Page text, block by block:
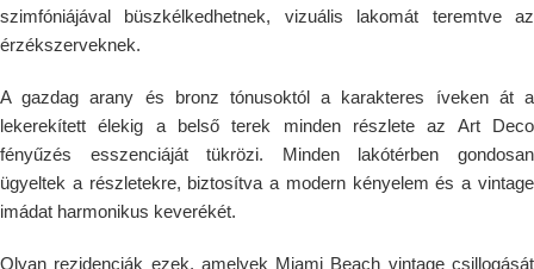
szimfóniájával büszkélkedhetnek, vizuális lakomát teremtve az
érzékszerveknek.
A gazdag arany és bronz tónusoktól a karakteres íveken át a
lekerekített élekig a belső terek minden részlete az Art Deco
fényűzés esszenciáját tükrözi. Minden lakótérben gondosan
ügyeltek a részletekre, biztosítva a modern kényelem és a vintage
imádat harmonikus keverékét.
Olyan rezidenciák ezek, amelyek Miami Beach vintage csillogását